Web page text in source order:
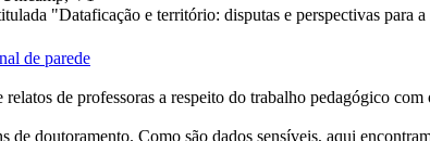
"Dataficação e território: disputas e perspectivas para
de parede
de professoras a respeito do trabalho pedagógico com
doutoramento. Como são dados sensíveis, aqui